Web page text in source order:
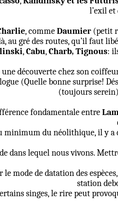
l’exil
, commeDaumier(petit
au gré des routes, qu’il faut
,Cabu,Charb, Tignous:
découverte chez son
(Quelle bonne surprise!
(toujours
fondamentale entre
minimum du néolithique, il y
dans lequel nous vivons.
le mode de datation des
station
singes, le rire peut